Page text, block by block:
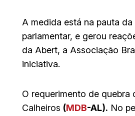
A medida está na pauta
parlamentar, e gerou
da Abert, a Associação
iniciativa.
O requerimento de quebra
Calheiros (MDB-AL). No